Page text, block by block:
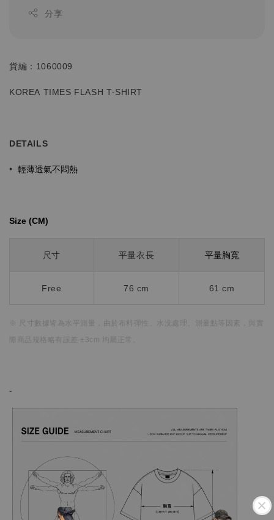
分享
貨編：1060009
KOREA TIMES FLASH T-SHIRT
DETAILS
• 輕薄透氣不悶熱
Size (CM)⁡⁡
尺寸 平量衣長 平量胸寬
Free 76 cm 61 cm
※ 尺寸數據皆為水平測量， 由於布料彈性、水洗處理、測量點等因素，
際商品規格略有誤差 ±3cm 均屬正常。
-